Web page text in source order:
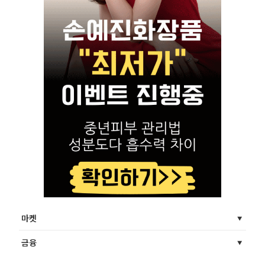
마켓
금융